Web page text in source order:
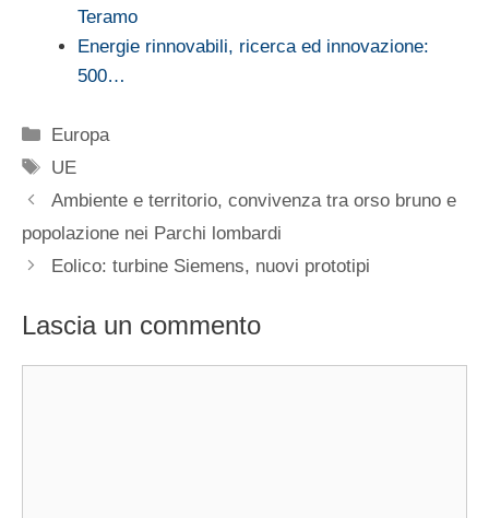
Teramo
Energie rinnovabili, ricerca ed innovazione:
500…
Categorie
Europa
Tag
UE
Ambiente e territorio, convivenza tra orso bruno e
popolazione nei Parchi lombardi
Eolico: turbine Siemens, nuovi prototipi
Lascia un commento